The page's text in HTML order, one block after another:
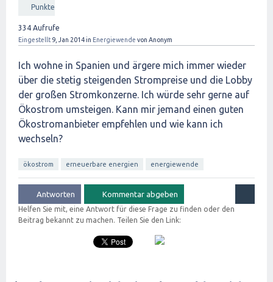
Punkte
334 Aufrufe
Eingestellt 9, Jan 2014in Energiewende von Anonym
Ich wohne in Spanien und ärgere mich immer wieder
über die stetig steigenden Strompreise und die Lobby
der großen Stromkonzerne. Ich würde sehr gerne auf
Ökostrom umsteigen. Kann mir jemand einen guten
Ökostromanbieter empfehlen und wie kann ich
wechseln?
ökostrom erneuerbare energien energiewende
Helfen Sie mit, eine Antwort für diese Frage zu finden oder den
Beitrag bekannt zu machen. Teilen Sie den Link: